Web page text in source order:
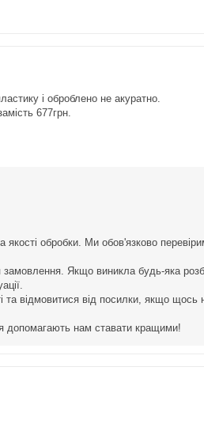
і оброблено не акуратно.
677грн.
обробки. Ми обов'язково
Якщо виникла будь-яка
відмовитися від посилки, якщо
допомагають нам ставати кращими!